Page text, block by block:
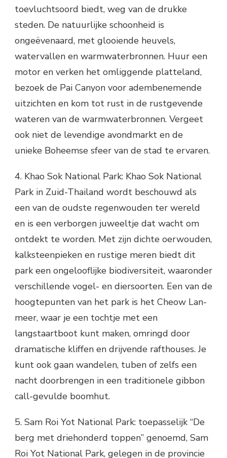
toevluchtsoord biedt, weg van de drukke
steden. De natuurlijke schoonheid is
ongeëvenaard, met glooiende heuvels,
watervallen en warmwaterbronnen. Huur een
motor en verken het omliggende platteland,
bezoek de Pai Canyon voor adembenemende
uitzichten en kom tot rust in de rustgevende
wateren van de warmwaterbronnen. Vergeet
ook niet de levendige avondmarkt en de
unieke Boheemse sfeer van de stad te ervaren.
4. Khao Sok National Park: Khao Sok National
Park in Zuid-Thailand wordt beschouwd als
een van de oudste regenwouden ter wereld
en is een verborgen juweeltje dat wacht om
ontdekt te worden. Met zijn dichte oerwouden,
kalksteenpieken en rustige meren biedt dit
park een ongelooflijke biodiversiteit, waaronder
verschillende vogel- en diersoorten. Een van de
hoogtepunten van het park is het Cheow Lan-
meer, waar je een tochtje met een
langstaartboot kunt maken, omringd door
dramatische kliffen en drijvende rafthouses. Je
kunt ook gaan wandelen, tuben of zelfs een
nacht doorbrengen in een traditionele gibbon
call-gevulde boomhut.
5. Sam Roi Yot National Park: toepasselijk “De
berg met driehonderd toppen” genoemd, Sam
Roi Yot National Park, gelegen in de provincie